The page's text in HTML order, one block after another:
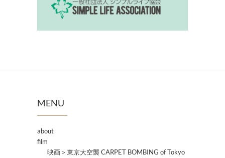
MENU
about
film
映画＞東京大空襲 CARPET BOMBING of Tokyo